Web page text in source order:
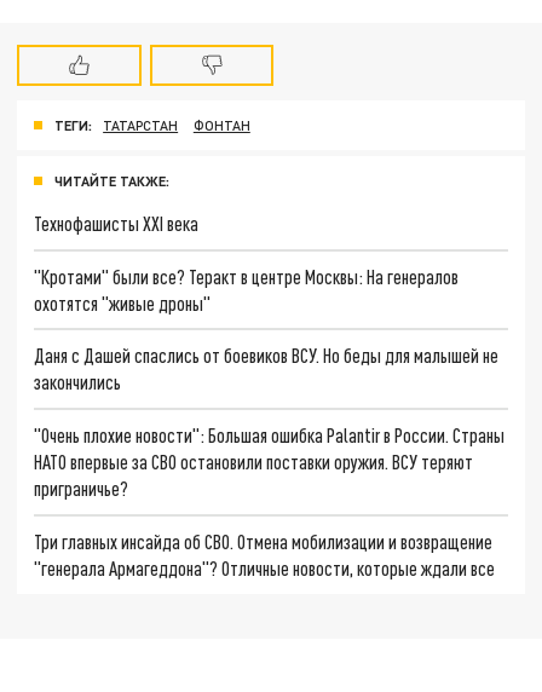
ТЕГИ: ТАТАРСТАН ФОНТАН
ЧИТАЙТЕ ТАКЖЕ:
Технофашисты XXI века
"Кротами" были все? Теракт в центре Москвы: На генералов
охотятся "живые дроны"
Даня с Дашей спаслись от боевиков ВСУ. Но беды для малышей не
закончились
"Очень плохие новости": Большая ошибка Palantir в России. Страны
НАТО впервые за СВО остановили поставки оружия. ВСУ теряют
приграничье?
Три главных инсайда об СВО. Отмена мобилизации и возвращение
"генерала Армагеддона"? Отличные новости, которые ждали все